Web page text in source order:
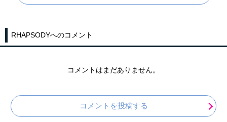
RHAPSODYへのコメント
コメントはまだありません。
コメントを投稿する